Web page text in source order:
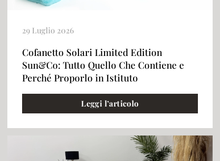
29 Luglio 2026
Cofanetto Solari Limited Edition
Sun&Co: Tutto Quello Che Contiene e
Perché Proporlo in Istituto
Leggi l’articolo